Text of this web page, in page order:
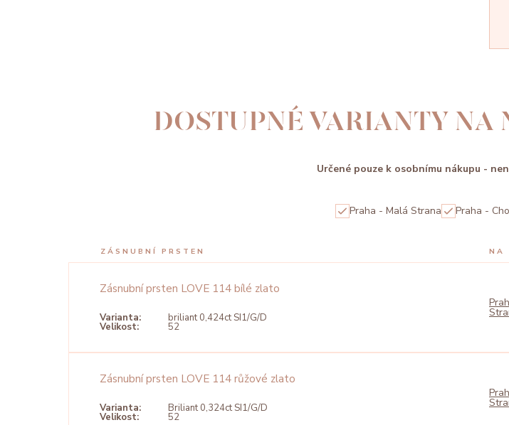
DOSTUPNÉ VARIANTY
Určené pouze k osobnímu nákupu -
Praha - Malá Strana Praha -
ZÁSNUBNÍ PRSTEN NA
Zásnubní prsten LOVE 114 bílé zlato
Varianta: briliant 0,424ct SI1/G/D
Velikost: 52
Zásnubní prsten LOVE 114 růžové zlato
Varianta: Briliant 0,324ct SI1/G/D
Velikost: 52